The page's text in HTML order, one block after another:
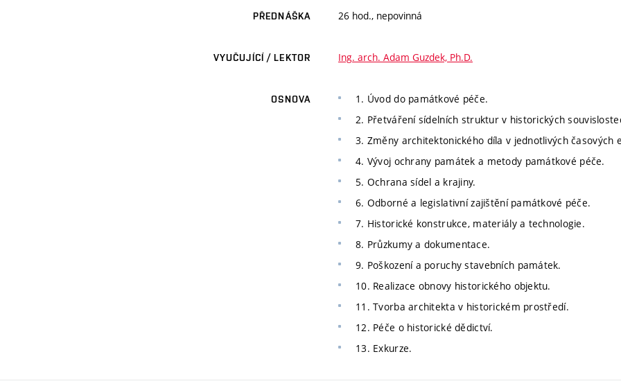
PŘEDNÁŠKA 26 hod., nepovinná
VYUČUJÍCÍ / LEKTOR Ing. arch. Adam Guzdek, Ph.D.
OSNOVA
1. Úvod do památkové péče.
2. Přetváření sídelních struktur v historických
3. Změny architektonického díla v jednotlivých časových
4. Vývoj ochrany památek a metody památkové péče.
5. Ochrana sídel a krajiny.
6. Odborné a legislativní zajištění památkové péče.
7. Historické konstrukce, materiály a technologie.
8. Průzkumy a dokumentace.
9. Poškození a poruchy stavebních památek.
10. Realizace obnovy historického objektu.
11. Tvorba architekta v historickém prostředí.
12. Péče o historické dědictví.
13. Exkurze.